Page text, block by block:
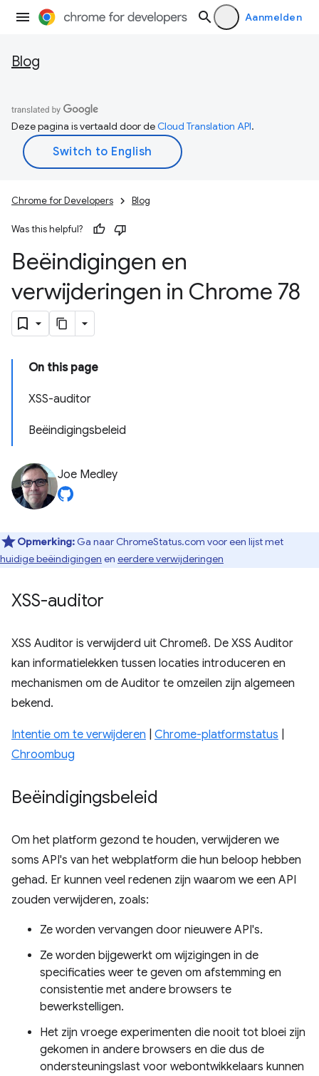
Aanmelden
Blog
Deze pagina is vertaald door deCloud Translation API.
Chrome for Developers Blog
Was this helpful?
Beëindigingen en
verwijderingen in Chrome 78
On this page
XSS-auditor
Beëindigingsbeleid
Joe Medley
Opmerking: Ga naar ChromeStatus.com voor een lijst met
huidige beëindigingen en eerdere verwijderingen
XSS-auditor
XSS Auditor is verwijderd uit Chromeß. De XSS Auditor
kan informatielekken tussen locaties introduceren en
mechanismen om de Auditor te omzeilen zijn algemeen
bekend.
Intentie om te verwijderen Chrome-platformstatus
Chroombug
Beëindigingsbeleid
Om het platform gezond te houden, verwijderen we
soms API's van het webplatform die hun beloop hebben
gehad. Er kunnen veel redenen zijn waarom we een API
zouden verwijderen, zoals:
Ze worden vervangen door nieuwere API's.
Ze worden bijgewerkt om wijzigingen in de
specificaties weer te geven om afstemming en
consistentie met andere browsers te
bewerkstelligen.
Het zijn vroege experimenten die nooit tot bloei zijn
gekomen in andere browsers en die dus de
ondersteuningslast voor webontwikkelaars kunnen